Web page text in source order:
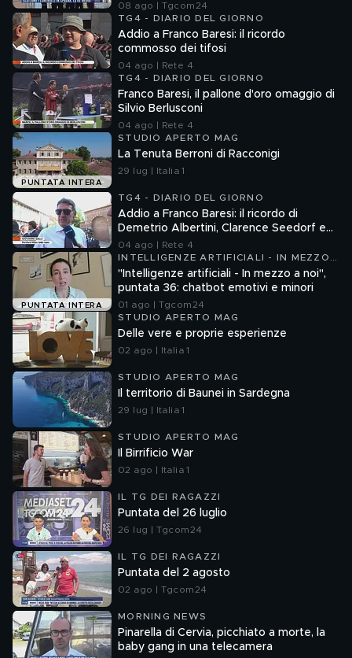
08 ago | Tgcom24
TG4 - DIARIO DEL GIORNO
Addio a Franco Baresi: il ricordo
commosso dei tifosi
04 ago | Rete 4
TG4 - DIARIO DEL GIORNO
Franco Baresi, il pallone d'oro omaggio di
Silvio Berlusconi
04 ago | Rete 4
PUNTATA INTERA
STUDIO APERTO MAG
La Tenuta Berroni di Racconigi
29 lug | Italia 1
TG4 - DIARIO DEL GIORNO
Addio a Franco Baresi: il ricordo di
Demetrio Albertini, Clarence Seedorf e
Giovanni Galli
04 ago | Rete 4
PUNTATA INTERA
INTELLIGENZE ARTIFICIALI - IN MEZZO
A NOI
"Intelligenze artificiali - In mezzo a noi",
puntata 36: chatbot emotivi e minori
01 ago | Tgcom24
STUDIO APERTO MAG
Delle vere e proprie esperienze
02 ago | Italia 1
STUDIO APERTO MAG
Il territorio di Baunei in Sardegna
29 lug | Italia 1
STUDIO APERTO MAG
Il Birrificio War
02 ago | Italia 1
IL TG DEI RAGAZZI
Puntata del 26 luglio
26 lug | Tgcom24
IL TG DEI RAGAZZI
Puntata del 2 agosto
02 ago | Tgcom24
MORNING NEWS
Pinarella di Cervia, picchiato a morte, la
baby gang in una telecamera